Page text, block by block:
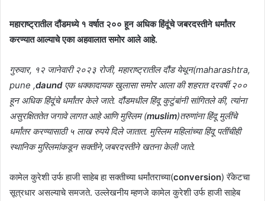
महाराष्ट्रातील दौंडमध्ये १ वर्षात २०० हून अधिक हिंदूंचे जबरदस्तीने धर्मांतर
करण्यात आल्याचे एका अहवालात समोर आले आहे.
गुरुवार, १२ जानेवारी २०२३ रोजी, महाराष्ट्रातील दौंड येथून(maharashtra,
pune ,daund एक धक्कादायक खुलासा समोर आला की शहरात दरवर्षी २००
हून अधिक हिंदूंचे धर्मांतर केले जाते. दौंडमधील हिंदू कुटुंबांनी सांगितले की, त्यांना
असुरक्षिततेत जगावे लागत आहे आणि मुस्लिम (muslim)तरुणांना हिंदू मुलींचे
धर्मांतर करण्यासाठी ५ लाख रुपये दिले जातात. मुस्लिम महिलांच्या हिंदू पतींचीही
स्थानिक मुस्लिमांकडून सक्तीने,जबरदस्तीने खतना केली जाते.
कामेल कुरेशी उर्फ हाजी साहेब हा सक्तीच्या धर्मांतराच्या(conversion) रॅकेटचा
सूत्रधार असल्याचे समजते. उल्लेखनीय म्हणजे कामेल कुरेशी उर्फ हाजी साहेब